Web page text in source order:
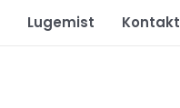
Lugemist Kontakt